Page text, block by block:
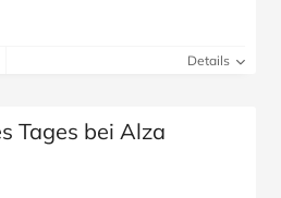
Details
Tages bei Alza